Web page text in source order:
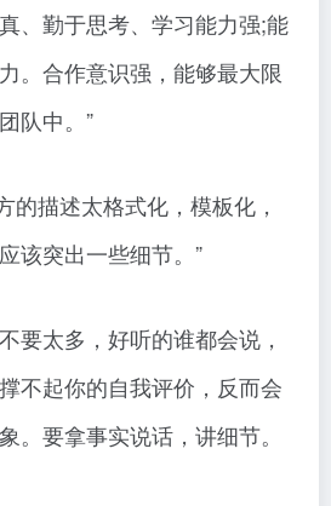
、勤于思考、学习能力强;能
。合作意识强，能够最大限
队中。”
的描述太格式化，模板化，
该突出一些细节。”
要太多，好听的谁都会说，
不起你的自我评价，反而会
。要拿事实说话，讲细节。